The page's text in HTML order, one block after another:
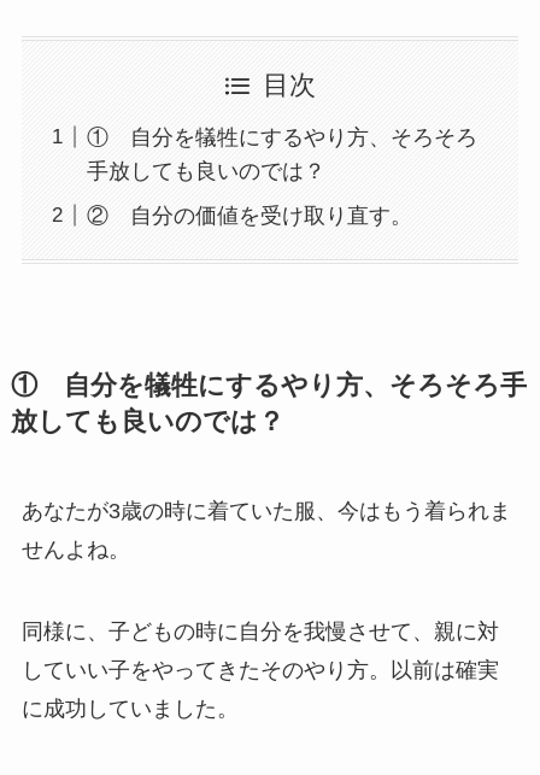
目次
① 自分を犠牲にするやり方、そろそろ
手放しても良いのでは？
② 自分の価値を受け取り直す。
① 自分を犠牲にするやり方、そろそろ手
放しても良いのでは？
あなたが3歳の時に着ていた服、今はもう着られま
せんよね。
同様に、子どもの時に自分を我慢させて、親に対
していい子をやってきたそのやり方。以前は確実
に成功していました。